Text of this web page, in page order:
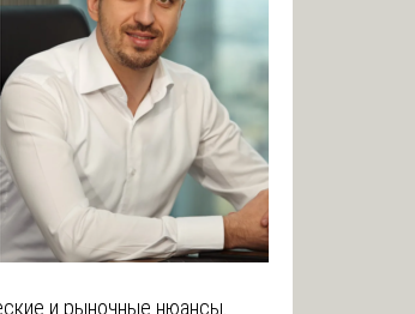
и рыночные нюансы.